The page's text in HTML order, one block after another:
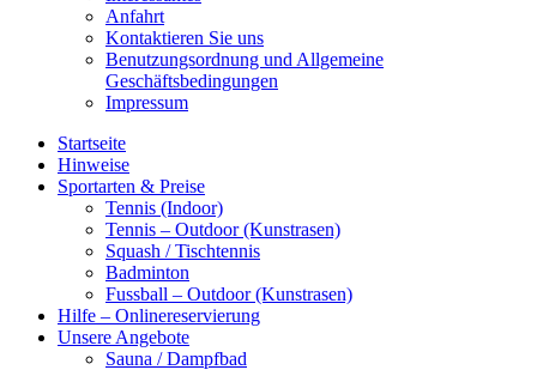
Anfahrt
Kontaktieren Sie uns
Benutzungsordnung und Allgemeine
Geschäftsbedingungen
Impressum
Startseite
Hinweise
Sportarten & Preise
Tennis (Indoor)
Tennis – Outdoor (Kunstrasen)
Squash / Tischtennis
Badminton
Fussball – Outdoor (Kunstrasen)
Hilfe – Onlinereservierung
Unsere Angebote
Sauna / Dampfbad